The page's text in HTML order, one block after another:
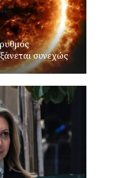
συνεχώς